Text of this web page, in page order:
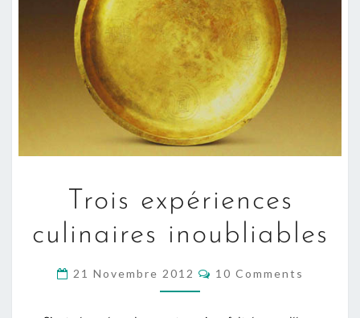
EXPÉRIENCES
CULINAIRES
INOUBLIABLES
Trois expériences
culinaires inoubliables
21 Novembre 2012 COMMENTS
10 Comments